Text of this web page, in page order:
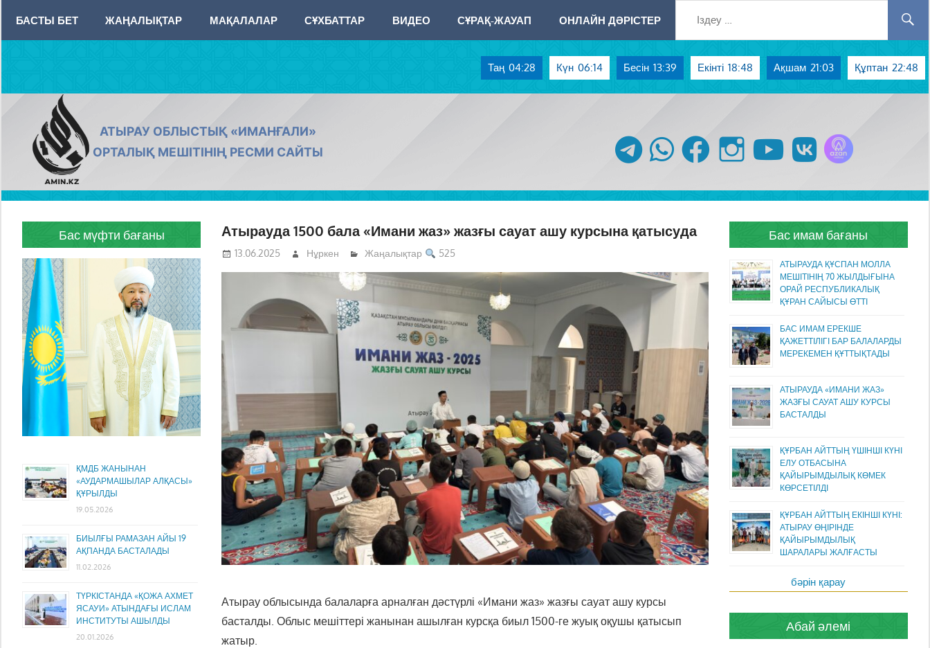
content
БАСТЫ БЕТ ЖАҢАЛЫҚТАР МАҚАЛАЛАР СҰХБАТТАР ВИДЕО СҰРАҚ-ЖАУАП ОНЛАЙН ДӘРІСТЕР
Таң 04:28 Күн 06:14 Бесін 13:39 Екінті 18:48 Ақшам 21:03 Құптан 22:48
AMIN.KZ
АТЫРАУ ОБЛЫСТЫҚ «ИМАНҒАЛИ»
ОРТАЛЫҚ МЕШІТІНІҢ РЕСМИ САЙТЫ
telegram whatsapp facebook instagram youtubevk
Атырауда 1500 бала «Имани жаз» жазғы сауат ашу курсына қатысуда
13.06.2025 Нұркен Жаңалықтар 525
Атырау облысында балаларға арналған дәстүрлі «Имани жаз» жазғы сауат ашу курсы
басталды. Облыс мешіттері жанынан ашылған курсқа биыл 1500-ге жуық оқушы қатысып
жатыр.
Бас мүфти бағаны
ҚМДБ ЖАНЫНАН
«АУДАРМАШЫЛАР АЛҚАСЫ»
ҚҰРЫЛДЫ
19.05.2026
БИЫЛҒЫ РАМАЗАН АЙЫ 19
АҚПАНДА БАСТАЛАДЫ
11.02.2026
ТҮРКІСТАНДА «ҚОЖА АХМЕТ
ЯСАУИ» АТЫНДАҒЫ ИСЛАМ
ИНСТИТУТЫ АШЫЛДЫ
20.01.2026
Бас имам бағаны
АТЫРАУДА ҚҰСПАН МОЛЛА
МЕШІТІНІҢ 70 ЖЫЛДЫҒЫНА
ОРАЙ РЕСПУБЛИКАЛЫҚ
ҚҰРАН САЙЫСЫ ӨТТІ
БАС ИМАМ ЕРЕКШЕ
ҚАЖЕТТІЛІГІ БАР БАЛАЛАРДЫ
МЕРЕКЕМЕН ҚҰТТЫҚТАДЫ
АТЫРАУДА «ИМАНИ ЖАЗ»
ЖАЗҒЫ САУАТ АШУ КУРСЫ
БАСТАЛДЫ
ҚҰРБАН АЙТТЫҢ ҮШІНШІ КҮНІ
ЕЛУ ОТБАСЫНА
ҚАЙЫРЫМДЫЛЫҚ КӨМЕК
КӨРСЕТІЛДІ
ҚҰРБАН АЙТТЫҢ ЕКІНШІ КҮНІ:
АТЫРАУ ӨҢІРІНДЕ
ҚАЙЫРЫМДЫЛЫҚ
ШАРАЛАРЫ ЖАЛҒАСТЫ
бәрін қарау
Абай әлемі